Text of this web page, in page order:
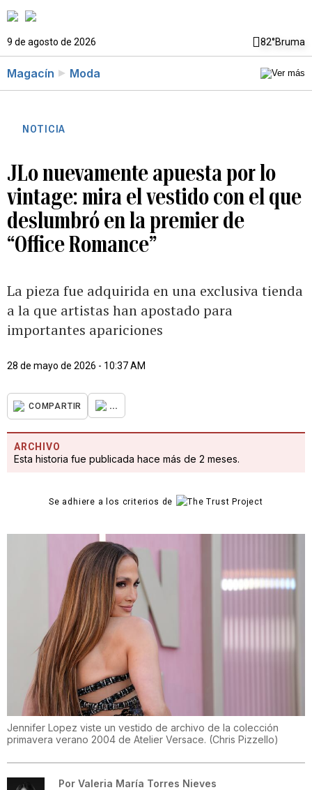
9 de agosto de 2026 82°Bruma
Magacín Moda
NOTICIA
JLo nuevamente apuesta por lo
vintage: mira el vestido con el que
deslumbró en la premier de
“Office Romance”
La pieza fue adquirida en una exclusiva tienda
a la que artistas han apostado para
importantes apariciones
28 de mayo de 2026 - 10:37 AM
COMPARTIR ...
ARCHIVO
Esta historia fue publicada hace más de 2 meses.
Se adhiere a los criterios de
Jennifer Lopez viste un vestido de archivo de la colección
primavera verano 2004 de Atelier Versace. (Chris Pizzello)
Por Valeria María Torres Nieves